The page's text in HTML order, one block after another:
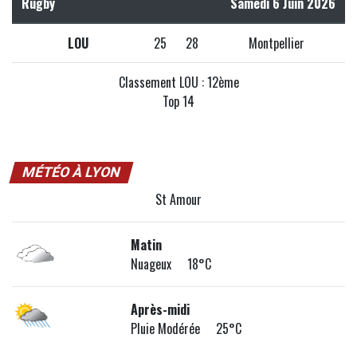
LOU 25 28 Montpellier
Classement LOU : 12ème
Top 14
MÉTÉO À LYON
St Amour
Matin
Nuageux 18°C
Après-midi
Pluie Modérée 25°C